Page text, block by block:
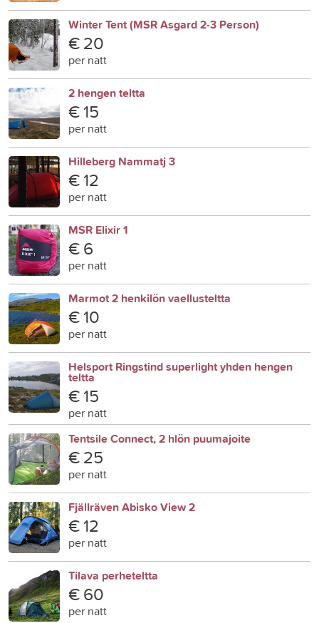
Winter Tent (MSR Asgard 2-3 Person)
€ 20
per natt
2 hengen teltta
€ 15
per natt
Hilleberg Nammatj 3
€ 12
per natt
MSR Elixir 1
€ 6
per natt
Marmot 2 henkilön vaellusteltta
€ 10
per natt
Helsport Ringstind superlight yhden hengen
teltta
€ 15
per natt
Tentsile Connect, 2 hlön puumajoite
€ 25
per natt
Fjällräven Abisko View 2
€ 12
per natt
Tilava perheteltta
€ 60
per natt